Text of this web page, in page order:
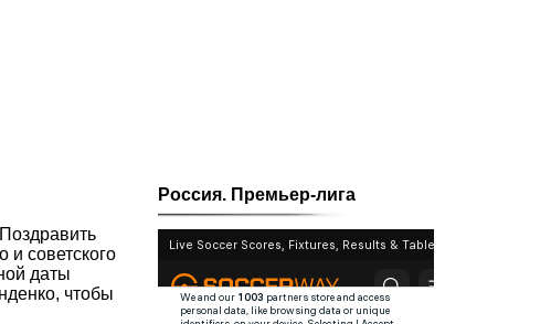
советского
даты
чтобы
Россия. Премьер-лига